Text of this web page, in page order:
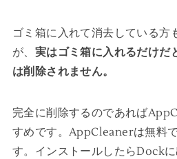
ゴミ箱に入れて消去している方
が、 実はゴミ箱に入れるだけだ
は削除されません。
完全に削除するのであれば
すめです。AppCleanerは無料
す。インストールしたらDock